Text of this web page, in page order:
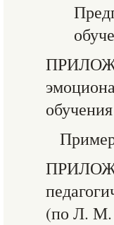
обучения
(по Л.